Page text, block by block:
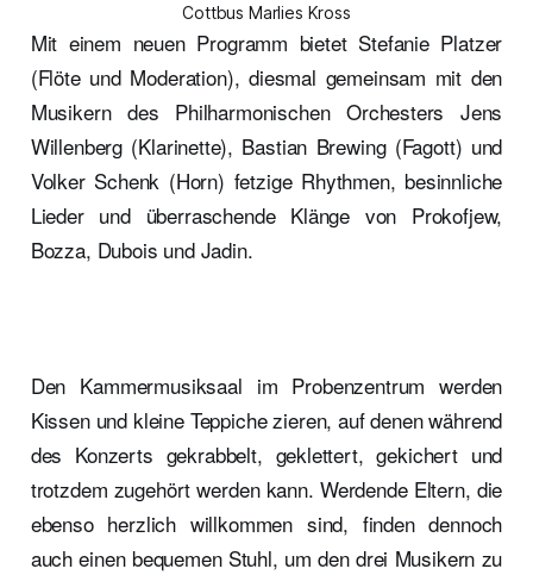
Cottbus Marlies Kross
Mit einem neuen Programm bietet Stefanie Platzer
(Flöte und Moderation), diesmal gemeinsam mit den
Musikern des Philharmonischen Orchesters Jens
Willenberg (Klarinette), Bastian Brewing (Fagott) und
Volker Schenk (Horn) fetzige Rhythmen, besinnliche
Lieder und überraschende Klänge von Prokofjew,
Bozza, Dubois und Jadin.
Den Kammermusiksaal im Probenzentrum werden
Kissen und kleine Teppiche zieren, auf denen während
des Konzerts gekrabbelt, geklettert, gekichert und
trotzdem zugehört werden kann. Werdende Eltern, die
ebenso herzlich willkommen sind, finden dennoch
auch einen bequemen Stuhl, um den drei Musikern zu